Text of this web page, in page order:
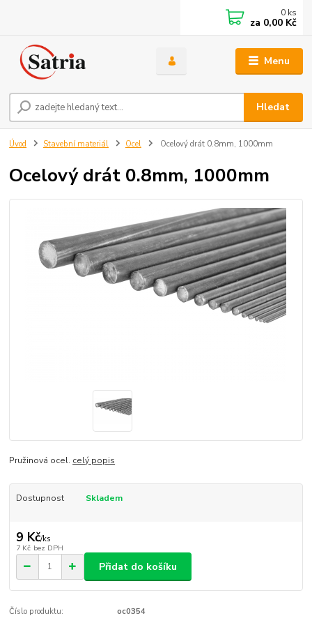
Menu
Hledat
0 ks
za 0,00 Kč
Úvod Stavební materiál Ocel Ocelový drát 0.8mm, 1000mm
Ocelový drát 0.8mm, 1000mm
Pružinová ocel. celý popis
Dostupnost Skladem
9 Kč/ks
7 Kč bez DPH
Přidat do košíku
Číslo produktu: oc0354